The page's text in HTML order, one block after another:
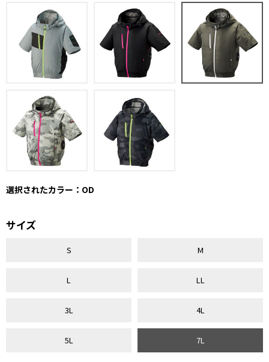
選択されたカラー：OD
サイズ
S M
L LL
3L 4L
5L 7L